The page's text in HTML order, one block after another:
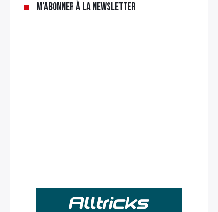
M’abonner à la newsletter